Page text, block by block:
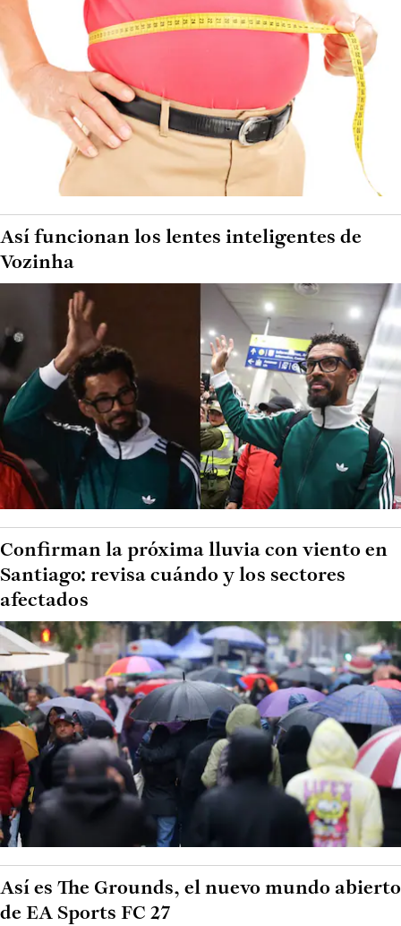
Así funcionan los lentes inteligentes de
Vozinha
Confirman la próxima lluvia con viento en
Santiago: revisa cuándo y los sectores
afectados
Así es The Grounds, el nuevo mundo abierto
de EA Sports FC 27